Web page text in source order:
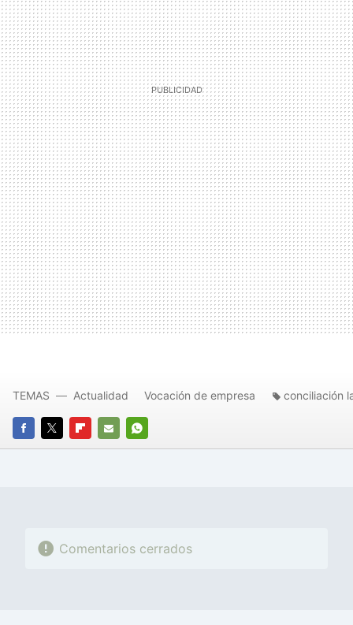
FACEBOOK
TWITTERFLIPBOARD
E-
WHATSAPP
TEMAS Actualidad Vocación de empresa conciliación
Comentarios cerrados